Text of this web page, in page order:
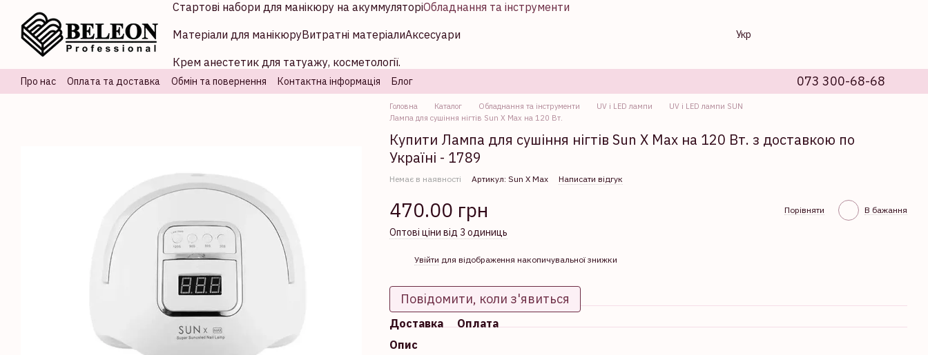
Перейти до основного контенту Стартові набори для манікюру на акуммуляторіОбладнання та інструменти
Матеріали для манікюруВитратні матеріалиАксесуари
Крем анестетик для татуажу, косметології.
Укр
Про нас Оплата та доставка Обмін та повернення Контактна інформація Блог 073 300-68-68
Головна Каталог Обладнання та інструменти UV і LED лампи
UV і LED лампи SUN
Лампа для сушіння нігтів Sun X Max на 120 Вт.
Купити Лампа для сушіння нігтів Sun X Max на 120 Вт. з доставкою по
Україні - 1789
Немає в наявності Артикул: Sun X Max Написати відгук
470.00 грн Порівняти В бажання
Оптові ціни від 3 одиниць
Увійти для відображення накопичувальної знижки
Повідомити, коли з'явиться
Доставка
Оплата
Опис